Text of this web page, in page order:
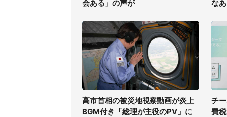
会ある」の声が
なあ
高市首相の被災地視察動画が炎上
BGM付き「総理が主役のPV」に
チ
費